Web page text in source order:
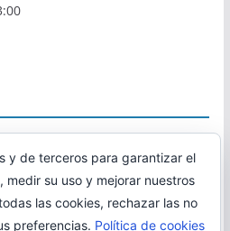
y de terceros para garantizar el
su uso y mejorar nuestros
las cookies, rechazar las no
preferencias. Política de cookies